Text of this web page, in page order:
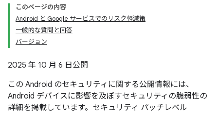
このページの内容
Android と Google サービスでのリスク軽減策
一般的な質問と回答
バージョン
2025 年 10 月 6 日公開
この Android のセキュリティに関する公開情報には、
Android デバイスに影響を及ぼすセキュリティの脆弱性の
詳細を掲載しています。セキュリティ パッチレベル